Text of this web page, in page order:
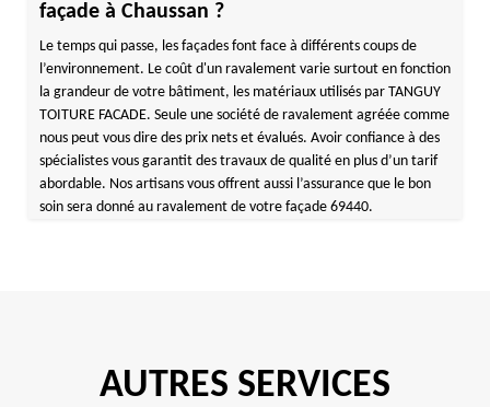
façade à Chaussan ?
Le temps qui passe, les façades font face à différents coups de
l’environnement. Le coût d'un ravalement varie surtout en fonction
la grandeur de votre bâtiment, les matériaux utilisés par TANGUY
TOITURE FACADE. Seule une société de ravalement agréée comme
nous peut vous dire des prix nets et évalués. Avoir confiance à des
spécialistes vous garantit des travaux de qualité en plus d’un tarif
abordable. Nos artisans vous offrent aussi l’assurance que le bon
soin sera donné au ravalement de votre façade 69440.
AUTRES SERVICES